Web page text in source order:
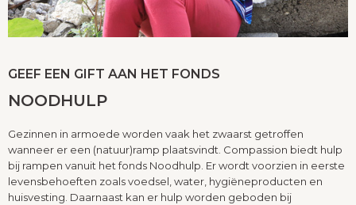
GEEF EEN GIFT AAN HET FONDS
NOODHULP
Gezinnen in armoede worden vaak het zwaarst getroffen
wanneer er een (natuur)ramp plaatsvindt. Compassion biedt hulp
bij rampen vanuit het fonds Noodhulp. Er wordt voorzien in eerste
levensbehoeften zoals voedsel, water, hygiëneproducten en
huisvesting. Daarnaast kan er hulp worden geboden bij